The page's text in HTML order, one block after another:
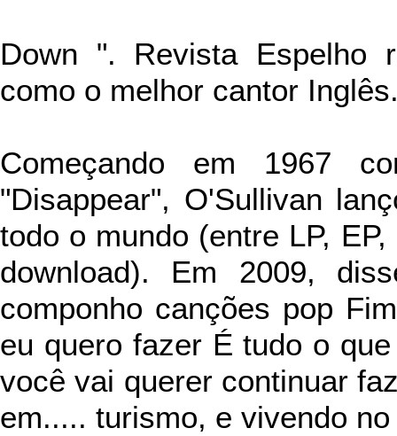
Down ". Revista Espelho
como o melhor cantor
Começando em 1967
"Disappear", O'Sullivan
todo o mundo (entre LP,
download). Em 2009,
componho canções pop
eu quero fazer É tudo o
você vai querer continuar
em..... turismo, e vivendo